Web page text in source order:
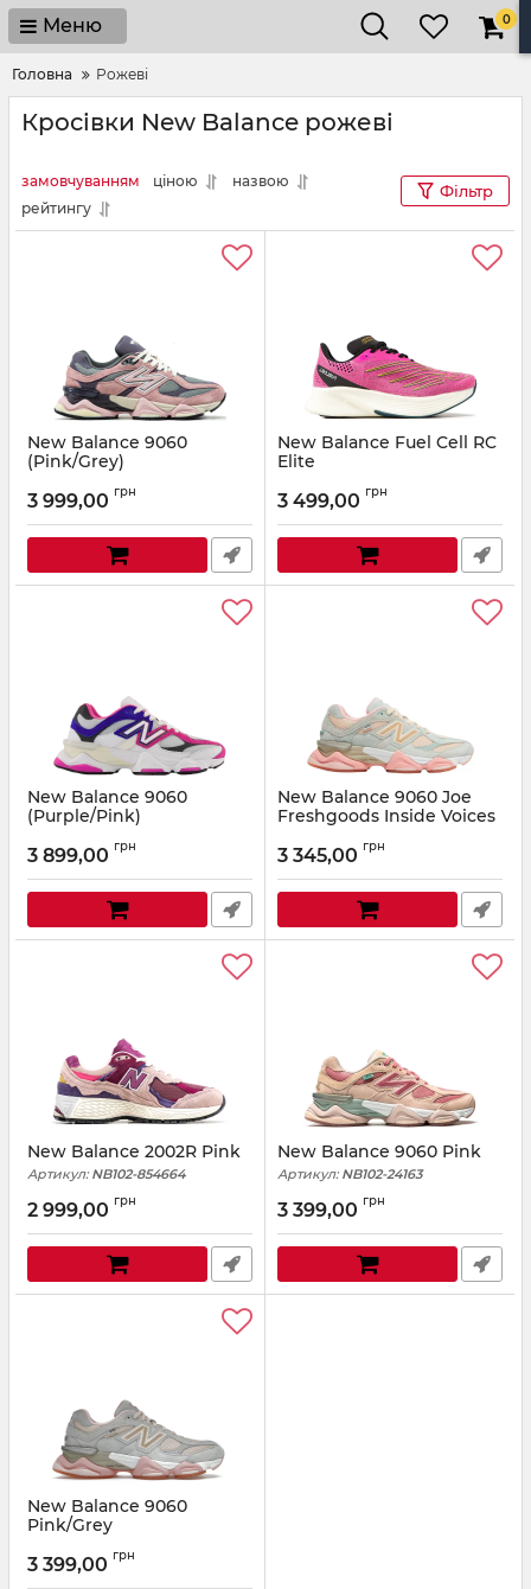
Меню 0
Головна Рожеві
Кросівки New Balance рожеві
замовчуванням ціною
назвою
рейтингу
Фільтр
New Balance 9060
(Pink/Grey)
3 999,00 грн
New Balance Fuel Cell RC
Elite
3 499,00 грн
New Balance 9060
(Purple/Pink)
3 899,00 грн
New Balance 9060 Joe
Freshgoods Inside Voices
Артикул: NB-08834
3 345,00 грн
New Balance 2002R Pink
Артикул: NB102-854664
2 999,00 грн
New Balance 9060 Pink
Артикул: NB102-24163
3 399,00 грн
New Balance 9060
Pink/Grey
3 399,00 грн